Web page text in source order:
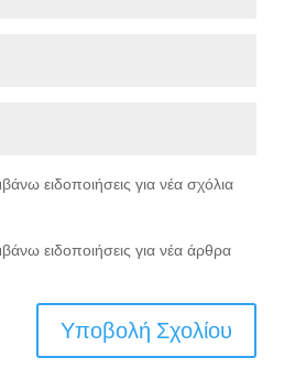
ειδοποιήσεις για νέα σχόλια
ειδοποιήσεις για νέα άρθρα